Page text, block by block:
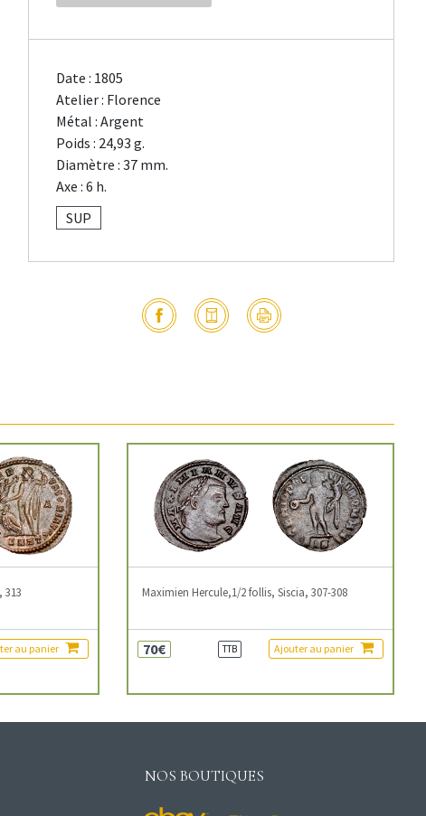
Date : 1805
Atelier : Florence
Métal : Argent
Poids : 24,93 g.
Diamètre : 37 mm.
Axe : 6 h.
SUP
313
au panier
Maximien Hercule,1/2 follis, Siscia, 307-308
70€ TTB Ajouter au panier
NOS BOUTIQUES